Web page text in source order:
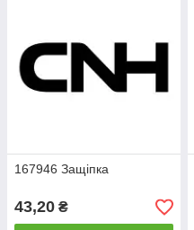
167946 Защіпка
43,20 ₴